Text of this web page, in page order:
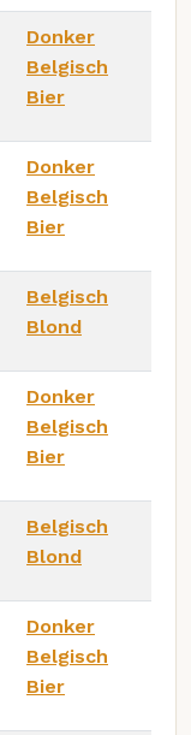
Donker
Belgisch
Bier
Donker
Belgisch
Bier
Belgisch
Blond
Donker
Belgisch
Bier
Belgisch
Blond
Donker
Belgisch
Bier